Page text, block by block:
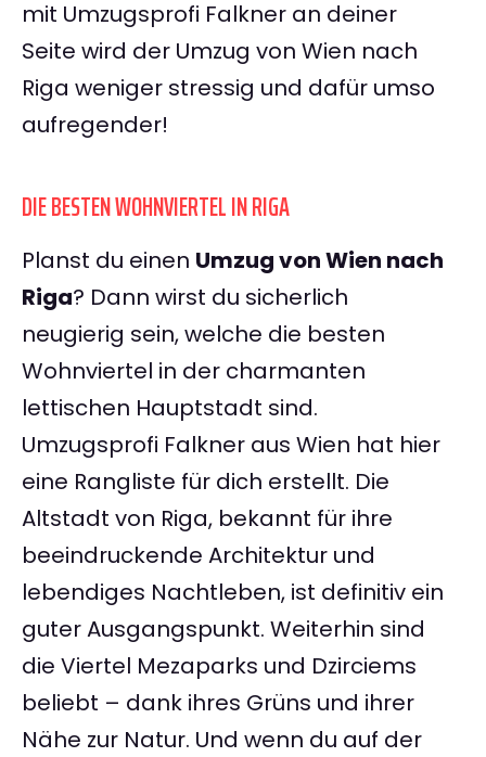
mit Umzugsprofi Falkner an deiner
Seite wird der Umzug von Wien nach
Riga weniger stressig und dafür umso
aufregender!
DIE BESTEN WOHNVIERTEL IN RIGA
Planst du einen Umzug von Wien nach
Riga? Dann wirst du sicherlich
neugierig sein, welche die besten
Wohnviertel in der charmanten
lettischen Hauptstadt sind.
Umzugsprofi Falkner aus Wien hat hier
eine Rangliste für dich erstellt. Die
Altstadt von Riga, bekannt für ihre
beeindruckende Architektur und
lebendiges Nachtleben, ist definitiv ein
guter Ausgangspunkt. Weiterhin sind
die Viertel Mezaparks und Dzirciems
beliebt – dank ihres Grüns und ihrer
Nähe zur Natur. Und wenn du auf der